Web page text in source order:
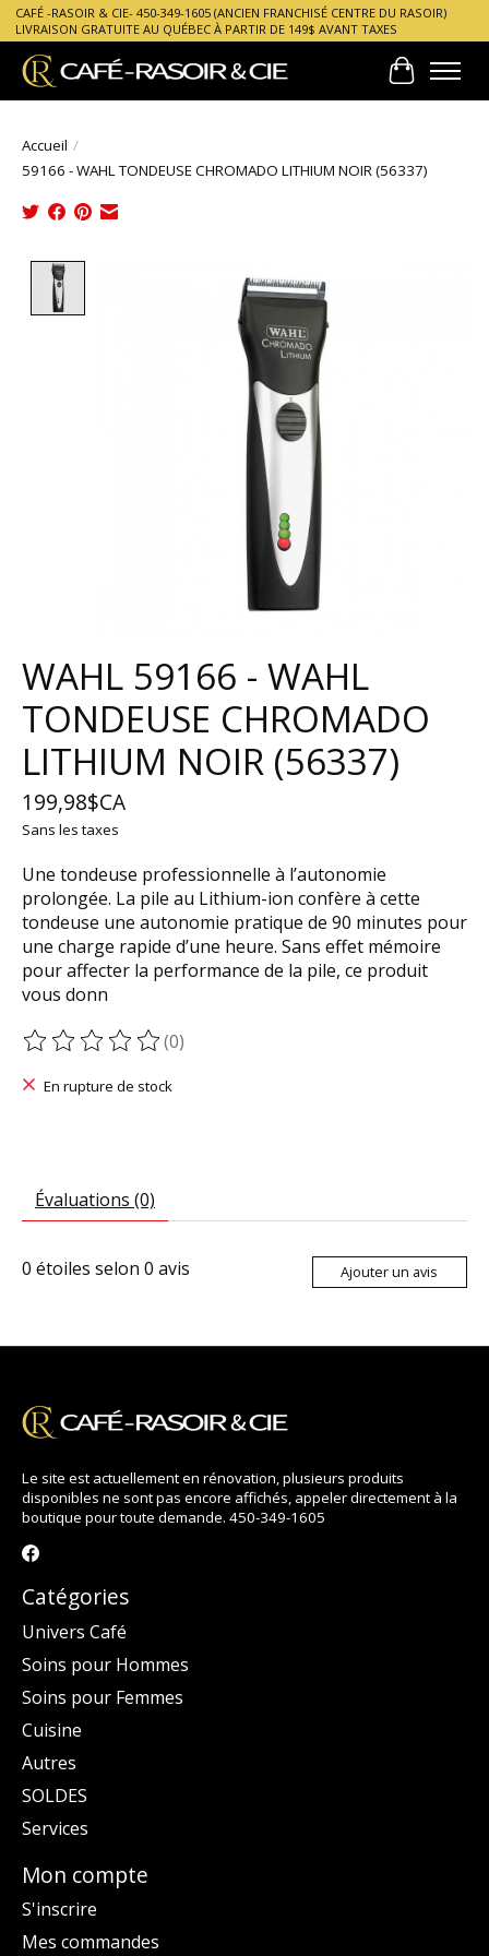
CAFÉ -RASOIR & CIE- 450-349-1605 (ANCIEN FRANCHISÉ CENTRE DU RASOIR)
LIVRAISON GRATUITE AU QUÉBEC À PARTIR DE 149$ AVANT TAXES
Panier
Accueil /
59166 - WAHL TONDEUSE CHROMADO LITHIUM NOIR (56337)
Product image slideshow Items
WAHL 59166 - WAHL
TONDEUSE CHROMADO
LITHIUM NOIR (56337)
199,98$CA
Sans les taxes
Une tondeuse professionnelle à l’autonomie
prolongée. La pile au Lithium-ion confère à cette
tondeuse une autonomie pratique de 90 minutes pour
une charge rapide d’une heure. Sans effet mémoire
pour affecter la performance de la pile, ce produit
vous donn
Ce produit est évalué à
(0)
En rupture de stock
Évaluations (0)
0 étoiles selon 0 avis Ajouter un avis
Le site est actuellement en rénovation, plusieurs produits
disponibles ne sont pas encore affichés, appeler directement à la
boutique pour toute demande. 450-349-1605
Catégories
Univers Café
Soins pour Hommes
Soins pour Femmes
Cuisine
Autres
SOLDES
Services
Mon compte
S'inscrire
Mes commandes